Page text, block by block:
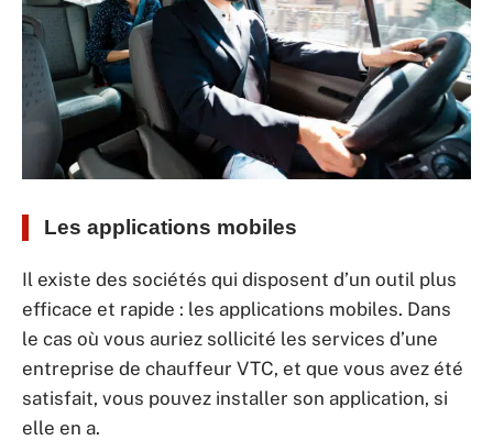
Les applications mobiles
Il existe des sociétés qui disposent d’un outil plus
efficace et rapide : les applications mobiles. Dans
le cas où vous auriez sollicité les services d’une
entreprise de chauffeur VTC, et que vous avez été
satisfait, vous pouvez installer son application, si
elle en a.